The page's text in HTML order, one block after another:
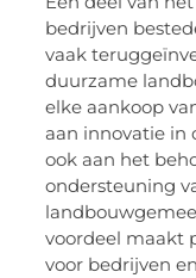
bedrijven
vaak
duurzame
elke aankoop
aan innovatie in
ook aan het
ondersteuning
voordeel maakt
voor bedrijven